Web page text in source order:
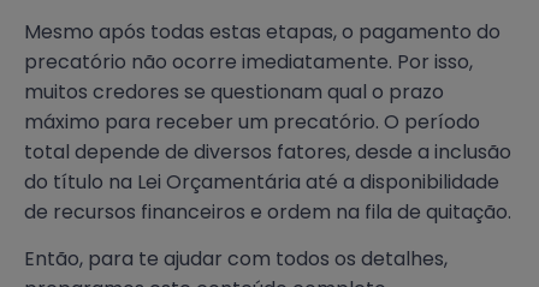
Mesmo após todas estas etapas, o pagamento do
precatório não ocorre imediatamente. Por isso,
muitos credores se questionam qual o prazo
máximo para receber um precatório. O período
total depende de diversos fatores, desde a inclusão
do título na Lei Orçamentária até a disponibilidade
de recursos financeiros e ordem na fila de quitação.
Então, para te ajudar com todos os detalhes,